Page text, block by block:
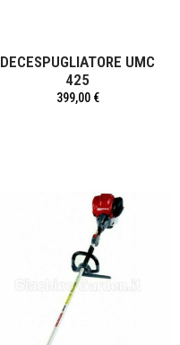
DECESPUGLIATORE UMC
425
399,00 €